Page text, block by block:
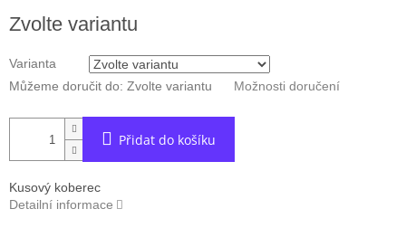
cena:
Zvolte variantu
Varianta
Můžeme doručit do: Zvolte variantu Možnosti doručení
Přidat do košíku
Kusový koberec
Detailní informace